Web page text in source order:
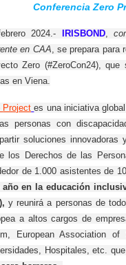
Conferencia Zero
2024.- IRISBOND,
en CAA, se prepara para
Zero (#ZeroCon24),
en Viena.
Project es una iniciativa
personas con
soluciones
los Derechos de las
de 1.000 asistentes de
año en la educación
y reunirá a personas de
a altos cargos de
European Association
Hospitales, etc.